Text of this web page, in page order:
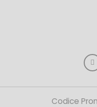
Codice